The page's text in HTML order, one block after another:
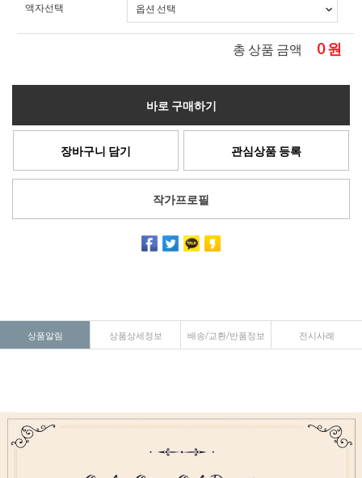
액자선택
총 상품 금액 0원
바로 구매하기
장바구니 담기 관심상품 등록
작가프로필
상품알림 상품상세정보 배송/교환/반품정보 전시사례